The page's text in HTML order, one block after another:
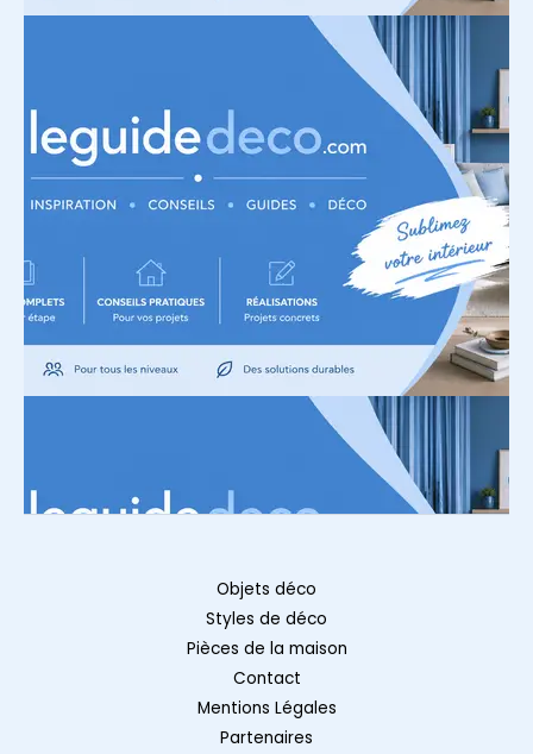
Objets déco
Styles de déco
Pièces de la maison
Contact
Mentions Légales
Partenaires